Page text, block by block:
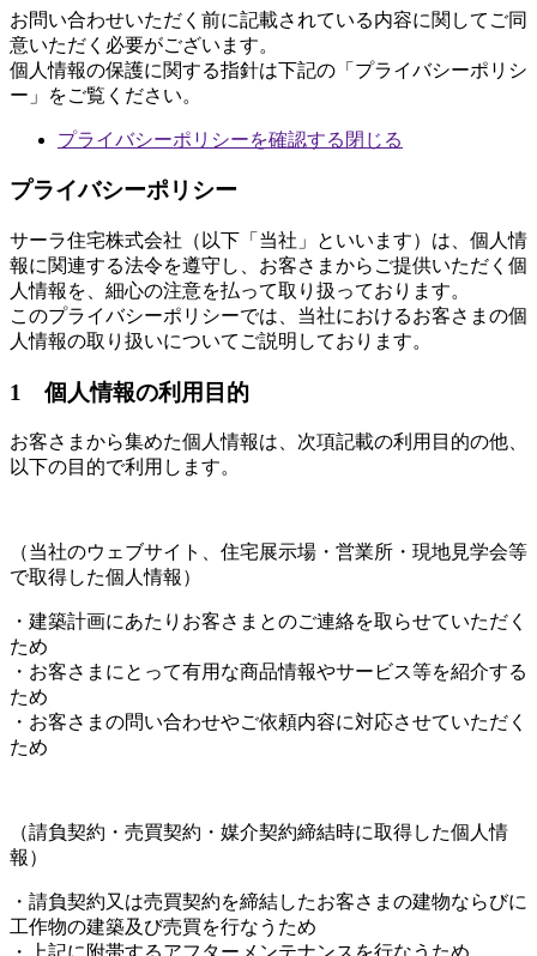
お問い合わせいただく前に記載されている内容に関してご同
意いただく必要がございます。
個人情報の保護に関する指針は下記の「プライバシーポリシ
ー」をご覧ください。
プライバシーポリシーを確認する 閉じる
プライバシーポリシー
サーラ住宅株式会社（以下「当社」といいます）は、個人情
報に関連する法令を遵守し、お客さまからご提供いただく個
人情報を、細心の注意を払って取り扱っております。
このプライバシーポリシーでは、当社におけるお客さまの個
人情報の取り扱いについてご説明しております。
1 個人情報の利用目的
お客さまから集めた個人情報は、次項記載の利用目的の他、
以下の目的で利用します。
（当社のウェブサイト、住宅展示場・営業所・現地見学会等
で取得した個人情報）
・建築計画にあたりお客さまとのご連絡を取らせていただく
ため
・お客さまにとって有用な商品情報やサービス等を紹介する
ため
・お客さまの問い合わせやご依頼内容に対応させていただく
ため
（請負契約・売買契約・媒介契約締結時に取得した個人情
報）
・請負契約又は売買契約を締結したお客さまの建物ならびに
工作物の建築及び売買を行なうため